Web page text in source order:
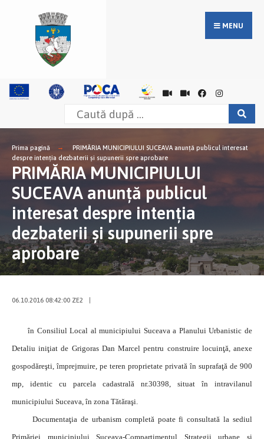
MENU
Prima pagină
PRIMĂRIA MUNICIPIULUI SUCEAVA anunţă publicul interesat
despre intenţia dezbaterii şi supunerii spre aprobare
PRIMĂRIA MUNICIPIULUI
SUCEAVA anunţă publicul
interesat despre intenţia
dezbaterii şi supunerii spre
aprobare
06.10.2016 08:42:00 ZE2
în Consiliul Local al municipiului Suceava a Planului Urbanistic de
Detaliu iniţiat de Grigoras Dan Marcel pentru construire locuinţă, anexe
gospodăreşti, împrejmuire, pe teren proprietate privată în suprafaţă de 900
mp, identic cu parcela cadastrală nr.30398, situat în intravilanul
municipiului Suceava, în zona Tătăraşi.
Documentaţia de urbanism completă poate fi consultată la sediul
Primăriei municipiului Suceava-Compartimentul Strategii urbane si